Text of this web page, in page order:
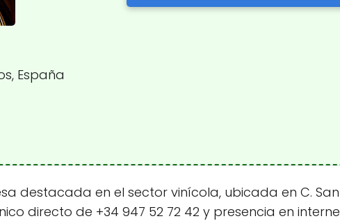
España
destacada en el sector vinícola, ubicada en C.
directo de +34 947 52 72 42 y presencia en